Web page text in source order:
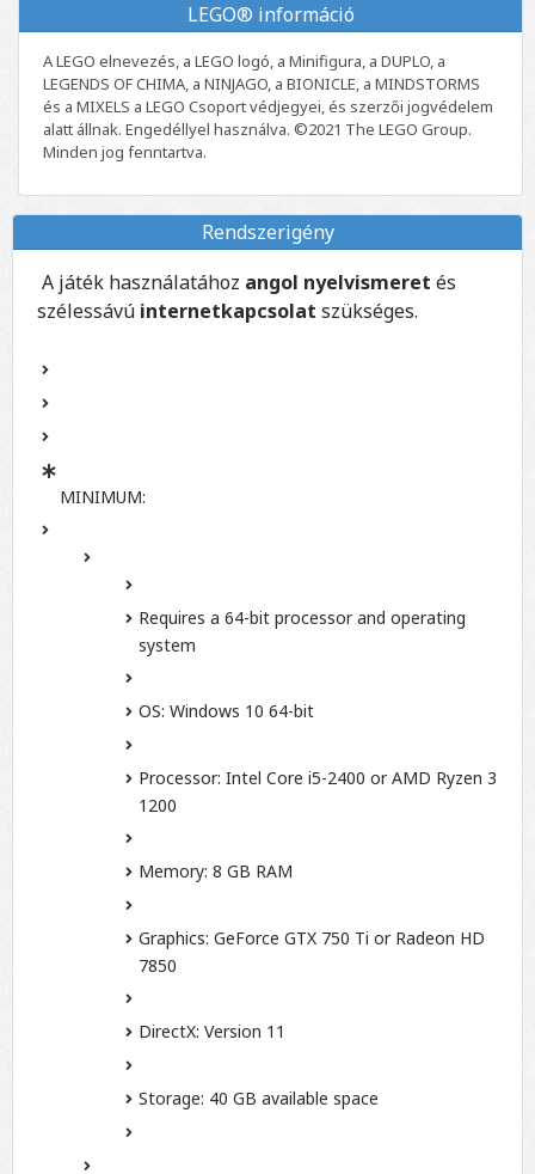
LEGO® információ
A LEGO elnevezés, a LEGO logó, a Minifigura, a DUPLO, a
LEGENDS OF CHIMA, a NINJAGO, a BIONICLE, a MINDSTORMS
és a MIXELS a LEGO Csoport védjegyei, és szerzői jogvédelem
alatt állnak. Engedéllyel használva. ©2021 The LEGO Group.
Minden jog fenntartva.
Rendszerigény
A játék használatához angol nyelvismeret és
szélessávú internetkapcsolat szükséges.
MINIMUM:
Requires a 64-bit processor and operating
system
OS: Windows 10 64-bit
Processor: Intel Core i5-2400 or AMD Ryzen 3
1200
Memory: 8 GB RAM
Graphics: GeForce GTX 750 Ti or Radeon HD
7850
DirectX: Version 11
Storage: 40 GB available space